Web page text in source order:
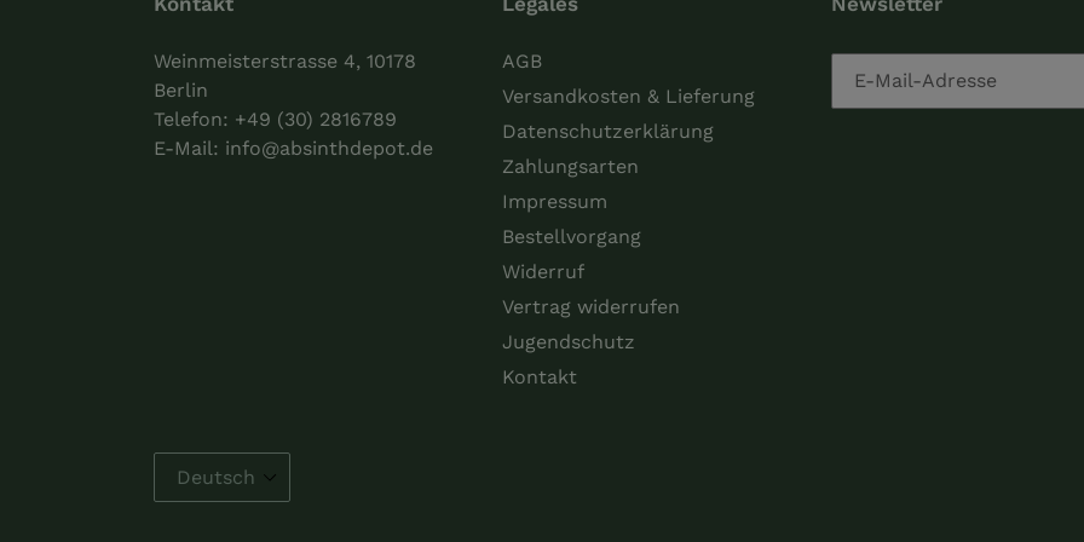
Weinmeisterstrasse 4, 10178
Berlin
Telefon: +49 (30) 2816789
E-Mail: info@absinthdepot.de
AGB
Versandkosten & Lieferung
Datenschutzerklärung
Zahlungsarten
Impressum
Bestellvorgang
Widerruf
Vertrag widerrufen
Jugendschutz
Kontakt